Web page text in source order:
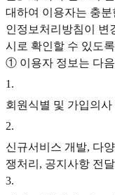
대하여 이용자는 충
인정보처리방침이 변
시로 확인할 수 있도
① 이용자 정보는 다
1 .
회원식별 및 가입의사
2.
신규서비스 개발, 다
쟁처리, 공지사항 전달
3.